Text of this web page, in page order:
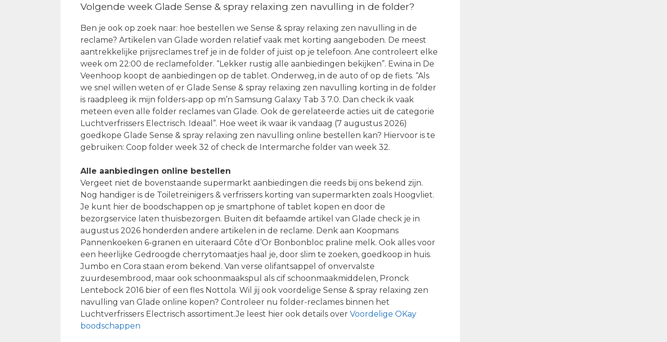
Volgende week Glade Sense & spray relaxing zen navulling in de folder?
Ben je ook op zoek naar: hoe bestellen we Sense & spray relaxing zen navulling in de
reclame? Artikelen van Glade worden relatief vaak met korting aangeboden. De meest
aantrekkelijke prijsreclames tref je in de folder of juist op je telefoon. Ane controleert elke
week om 22:00 de reclamefolder. “Lekker rustig alle aanbiedingen bekijken”. Ewina in De
Veenhoop koopt de aanbiedingen op de tablet. Onderweg, in de auto of op de fiets. “Als
we snel willen weten of er Glade Sense & spray relaxing zen navulling korting in de folder
is raadpleeg ik mijn folders-app op m’n Samsung Galaxy Tab 3 7.0. Dan check ik vaak
meteen even alle folder reclames van Glade. Ook de gerelateerde acties uit de categorie
Luchtverfrissers Electrisch. Ideaal”. Hoe weet ik waar ik vandaag (7 augustus 2026)
goedkope Glade Sense & spray relaxing zen navulling online bestellen kan? Hiervoor is te
gebruiken: Coop folder week 32 of check de Intermarche folder van week 32.
Alle aanbiedingen online bestellen
Vergeet niet de bovenstaande supermarkt aanbiedingen die reeds bij ons bekend zijn.
Nog handiger is de Toiletreinigers & verfrissers korting van supermarkten zoals Hoogvliet.
Je kunt hier de boodschappen op je smartphone of tablet kopen en door de
bezorgservice laten thuisbezorgen. Buiten dit befaamde artikel van Glade check je in
augustus 2026 honderden andere artikelen in de reclame. Denk aan Koopmans
Pannenkoeken 6-granen en uiteraard Côte d’Or Bonbonbloc praline melk. Ook alles voor
een heerlijke Gedroogde cherrytomaatjes haal je, door slim te zoeken, goedkoop in huis.
Jumbo en Cora staan erom bekend. Van verse olifantsappel of onvervalste
zuurdesembrood, maar ook schoonmaakspul als cif schoonmaakmiddelen, Pronck
Lentebock 2016 bier of een fles Nottola. Wil jij ook voordelige Sense & spray relaxing zen
navulling van Glade online kopen? Controleer nu folder-reclames binnen het
Luchtverfrissers Electrisch assortiment.Je leest hier ook details over Voordelige OKay
boodschappen